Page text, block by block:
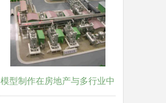
模型制作在房地产与多行业中